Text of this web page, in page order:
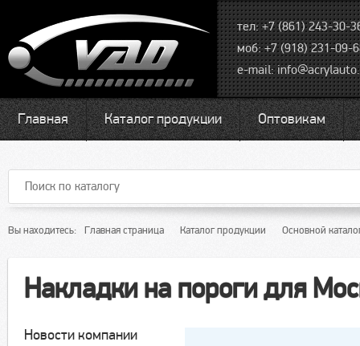
тел: +7 (861) 243-30-
моб: +7 (918) 231-09-
e-mail:
Главная Каталог продукции Оптовикам
Вы находитесь: Главная страница Каталог продукции Основной
Накладки на пороги для
Новости компании